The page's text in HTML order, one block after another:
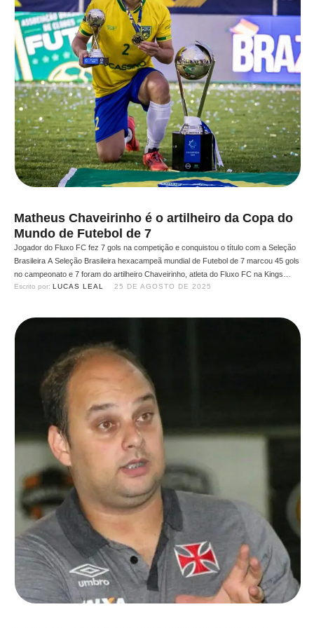
Matheus Chaveirinho é o artilheiro da Copa do
Mundo de Futebol de 7
Jogador do Fluxo FC fez 7 gols na competição e conquistou o título com a Seleção
Brasileira A Seleção Brasileira hexacampeã mundial de Futebol de 7 marcou 45 gols
no campeonato e 7 foram do artilheiro Chaveirinho, atleta do Fluxo FC na Kings
League Brazil. Ele foi um dos wildcards da equipe presidida por Nobru …
Escrito por: LUCAS LEAL 25 DE AGOSTO DE 2025